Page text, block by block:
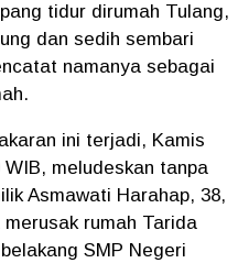
tidur dirumah Tulang,
dan sedih sembari
namanya sebagai
ini terjadi, Kamis
WIB, meludeskan tanpa
Asmawati Harahap, 38,
rumah Tarida
SMP Negeri